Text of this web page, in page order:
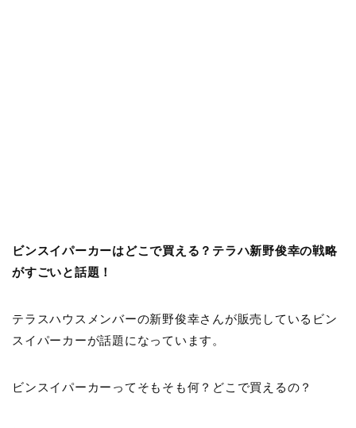
ビンスイパーカーはどこで買える？テラハ新野俊幸の戦略
がすごいと話題！
テラスハウスメンバーの新野俊幸さんが販売しているビン
スイパーカーが話題になっています。
ビンスイパーカーってそもそも何？どこで買えるの？